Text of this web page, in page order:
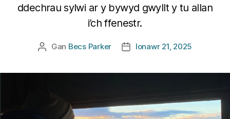
ddechrau sylwi ar y bywyd gwyllt y tu allan
i’ch ffenestr.
Awdur
Gan Becs Parker
Dyddiad
Ionawr 21, 2025